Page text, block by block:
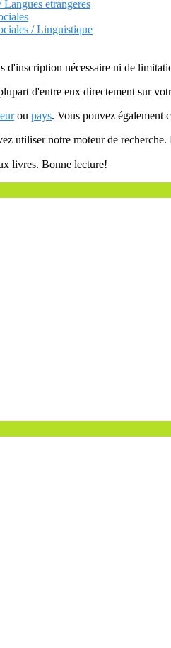
etrangeres
/ Linguistique
nécessaire ni de
d'entre eux directement sur
ou pays. Vous pouvez également
utiliser notre moteur de recherche.
livres. Bonne lecture!